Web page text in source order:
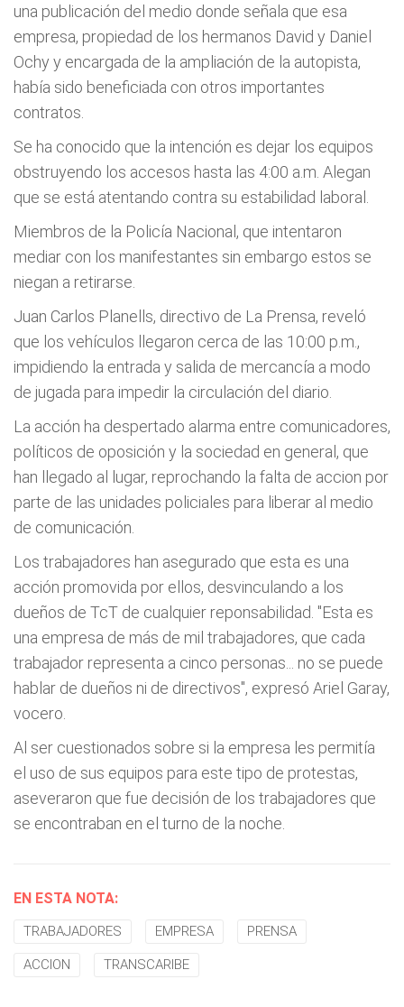
una publicación del medio donde señala que esa
empresa, propiedad de los hermanos David y Daniel
Ochy y encargada de la ampliación de la autopista,
había sido beneficiada con otros importantes
contratos.
Se ha conocido que la intención es dejar los equipos
obstruyendo los accesos hasta las 4:00 a.m. Alegan
que se está atentando contra su estabilidad laboral.
Miembros de la Policía Nacional, que intentaron
mediar con los manifestantes sin embargo estos se
niegan a retirarse.
Juan Carlos Planells, directivo de La Prensa, reveló
que los vehículos llegaron cerca de las 10:00 p.m.,
impidiendo la entrada y salida de mercancía a modo
de jugada para impedir la circulación del diario.
La acción ha despertado alarma entre comunicadores,
políticos de oposición y la sociedad en general, que
han llegado al lugar, reprochando la falta de accion por
parte de las unidades policiales para liberar al medio
de comunicación.
Los trabajadores han asegurado que esta es una
acción promovida por ellos, desvinculando a los
dueños de TcT de cualquier reponsabilidad. "Esta es
una empresa de más de mil trabajadores, que cada
trabajador representa a cinco personas... no se puede
hablar de dueños ni de directivos", expresó Ariel Garay,
vocero.
Al ser cuestionados sobre si la empresa les permitía
el uso de sus equipos para este tipo de protestas,
aseveraron que fue decisión de los trabajadores que
se encontraban en el turno de la noche.
EN ESTA NOTA:
TRABAJADORES EMPRESA PRENSA
ACCION TRANSCARIBE